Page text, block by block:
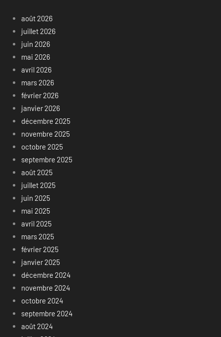
août 2026
juillet 2026
juin 2026
mai 2026
avril 2026
mars 2026
février 2026
janvier 2026
décembre 2025
novembre 2025
octobre 2025
septembre 2025
août 2025
juillet 2025
juin 2025
mai 2025
avril 2025
mars 2025
février 2025
janvier 2025
décembre 2024
novembre 2024
octobre 2024
septembre 2024
août 2024